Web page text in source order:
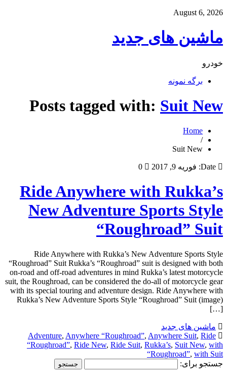
August 6, 2026
ماشین های جدید
خودرو
برگه نمونه
Posts tagged with: Suit New
Home
/
Suit New
Date: فوریه 9, 2017 0
Ride Anywhere with Rukka’s
New Adventure Sports Style
“Roughroad” Suit
Ride Anywhere with Rukka’s New Adventure Sports Style
“Roughroad” Suit Rukka’s “Roughroad” suit is designed with both
on-road and off-road adventures in mind Rukka’s latest motorcycle
suit, the Roughroad, can be considered the do-all of motorcycle gear
with its special touring and adventure design. Ride Anywhere with
Rukka’s New Adventure Sports Style “Roughroad” Suit (image)
[…]
ماشین های جدید
Adventure, Anywhere “Roughroad”, Anywhere Suit, Ride
“Roughroad”, Ride New, Ride Suit, Rukka’s, Suit New, with
“Roughroad”, with Suit
جستجو برای: